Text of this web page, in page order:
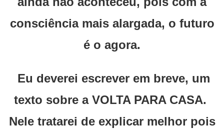
consciência mais alargada, o futuro
é o agora.
Eu deverei escrever em breve, um
texto sobre a VOLTA PARA CASA.
Nele tratarei de explicar melhor pois